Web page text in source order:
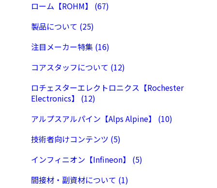
ローム【ROHM】 (67)
製品について (25)
注目メーカー特集 (16)
コアスタッフについて (12)
ロチェスターエレクトロニクス【Rochester
Electronics】 (12)
アルプスアルパイン【Alps Alpine】 (10)
技術者向けコンテンツ (5)
インフィニオン【Infineon】 (5)
間接材・副資材について (1)